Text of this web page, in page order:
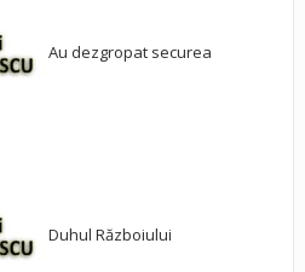
Au dezgropat securea
Duhul Războiului